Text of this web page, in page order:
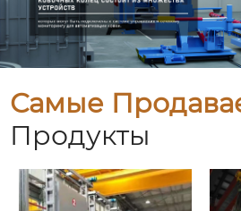
Самые
Продукты